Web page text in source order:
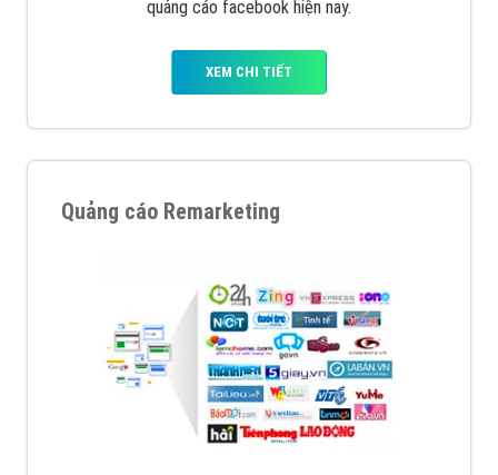
quảng cáo facebook hiện nay.
XEM CHI TIẾT
Quảng cáo Remarketing